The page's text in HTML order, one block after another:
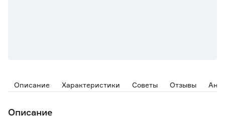
Описание Характеристики Советы Отзывы
Описание